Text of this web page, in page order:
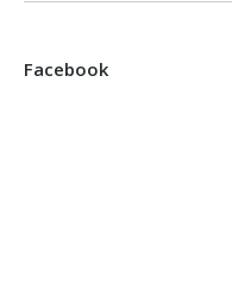
Facebook